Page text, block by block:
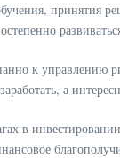
принятия
к управлению
а
в